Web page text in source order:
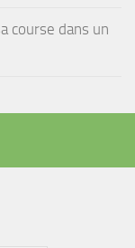
course dans un